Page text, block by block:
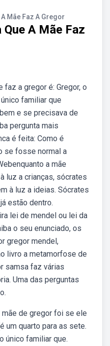
Mãe Faz A Gregor
A Mãe Faz
faz a gregor é: Gregor, o
familiar que
e se precisava de
pergunta mais
é feita: Como é
se fosse normal a
a mãe
luz a crianças, sócrates
à luz a ideias. Sócrates
estão dentro.
lei de mendel ou lei da
o seu enunciado, os
gregor mendel,
livro a metamorfose de
samsa faz várias
Uma das perguntas
de gregor foi se ele
um quarto para as sete.
único familiar que.